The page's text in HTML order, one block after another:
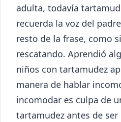
adulta, todavía
recuerda la voz del
resto de la frase, como
rescatando. Aprendió
niños con tartamudez
manera de hablar
incomodar es culpa de
tartamudez antes de